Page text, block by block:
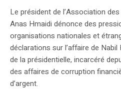
Le président de l’Association
Anas Hmaidi dénonce des
organisations nationales et
déclarations sur l’affaire de
de la présidentielle, incarcéré
des affaires de corruption
d’argent.